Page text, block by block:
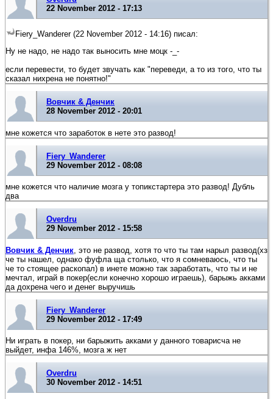
22 November 2012 - 17:13
Fiery_Wanderer (22 November 2012 - 14:16) писал:
Ну не надо, не надо так выносить мне моцк -_-
если перевести, то будет звучать как "переведи, а то из того, что ты
сказал нихрена не понятно!"
Вовчик & Денчик
28 November 2012 - 20:01
мне кожется что заработок в нете это развод!
Fiery_Wanderer
29 November 2012 - 08:08
мне кожется что наличие мозга у топикстартера это развод! Дубль
два
Overdru
29 November 2012 - 15:58
Вовчик & Денчик , это не развод, хотя то что ты там нарыл развод(хз
че ты нашел, однако фуфла ща столько, что я сомневаюсь, что ты
че то стоящее раскопал) в инете можно так заработать, что ты и не
мечтал, играй в покер(если конечно хорошо играешь), барыжь акками
да дохрена чего и денег выручишь
Fiery_Wanderer
29 November 2012 - 17:49
Ни играть в покер, ни барыжить акками у данного товарисча не
выйдет, инфа 146%, мозга ж нет
Overdru
30 November 2012 - 14:51